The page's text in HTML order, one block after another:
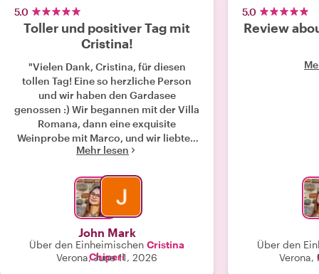
5.0
Toller und positiver Tag mit
Cristina!
"Vielen Dank, Cristina, für diesen
tollen Tag! Eine so herzliche Person
und wir haben den Gardasee
genossen :) Wir begannen mit der Villa
Romana, dann eine exquisite
Weinprobe mit Marco, und wir liebten
die frischen Meeresfrüchte am See,
ausklingen zu lassen! Eine großartige
Art, unseren letzten Tag in Verona zu
verbringen! Vielen Dank, Cristina!"
Mehr lesen
John Mark
Über den Einheimischen Cristina
Chiperi
Verona, June 11, 2026
5.0
Review
Über den
Verona,